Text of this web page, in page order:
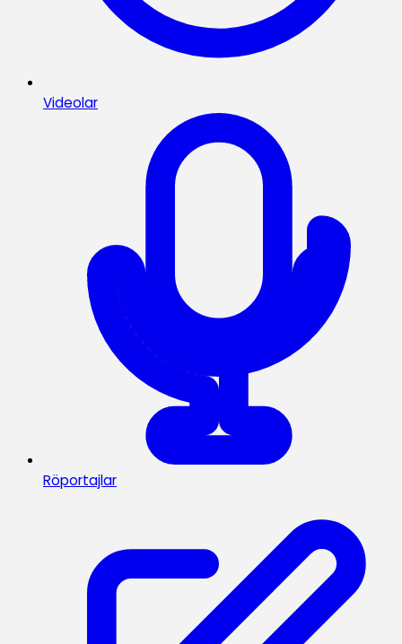
Videolar
Röportajlar